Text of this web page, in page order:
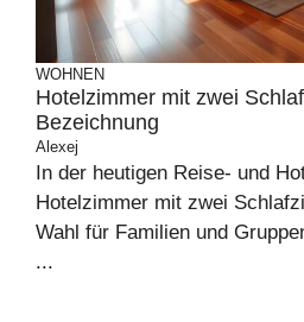
WOHNEN
Hotelzimmer mit zwei
Bezeichnung
Alexej
In der heutigen Reise- und
Hotelzimmer mit zwei
Wahl für Familien und
...